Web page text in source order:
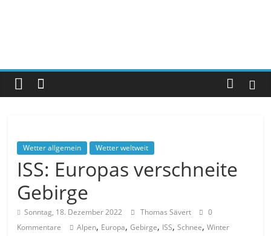
Wetter allgemein Wetter weltweit
ISS: Europas verschneite
Gebirge
Sonntag, 18. Dezember 2022 Thomas Sävert
0
Kommentare
Alpen, Europa,Gebirge, ISS,Schnee,Winter